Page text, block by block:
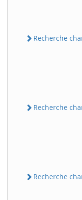
Recherche
Recherche
Recherche